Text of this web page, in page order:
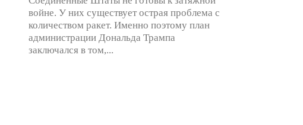
войне. У них существует острая проблема с
количеством ракет. Именно поэтому план
администрации Дональда Трампа
заключался в том,...